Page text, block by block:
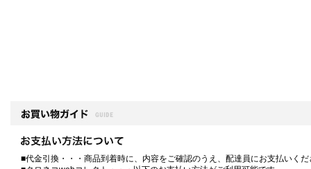
■代金引換・・・商品到着時に、内容をご確認のうえ、配達員にお支払いくだ